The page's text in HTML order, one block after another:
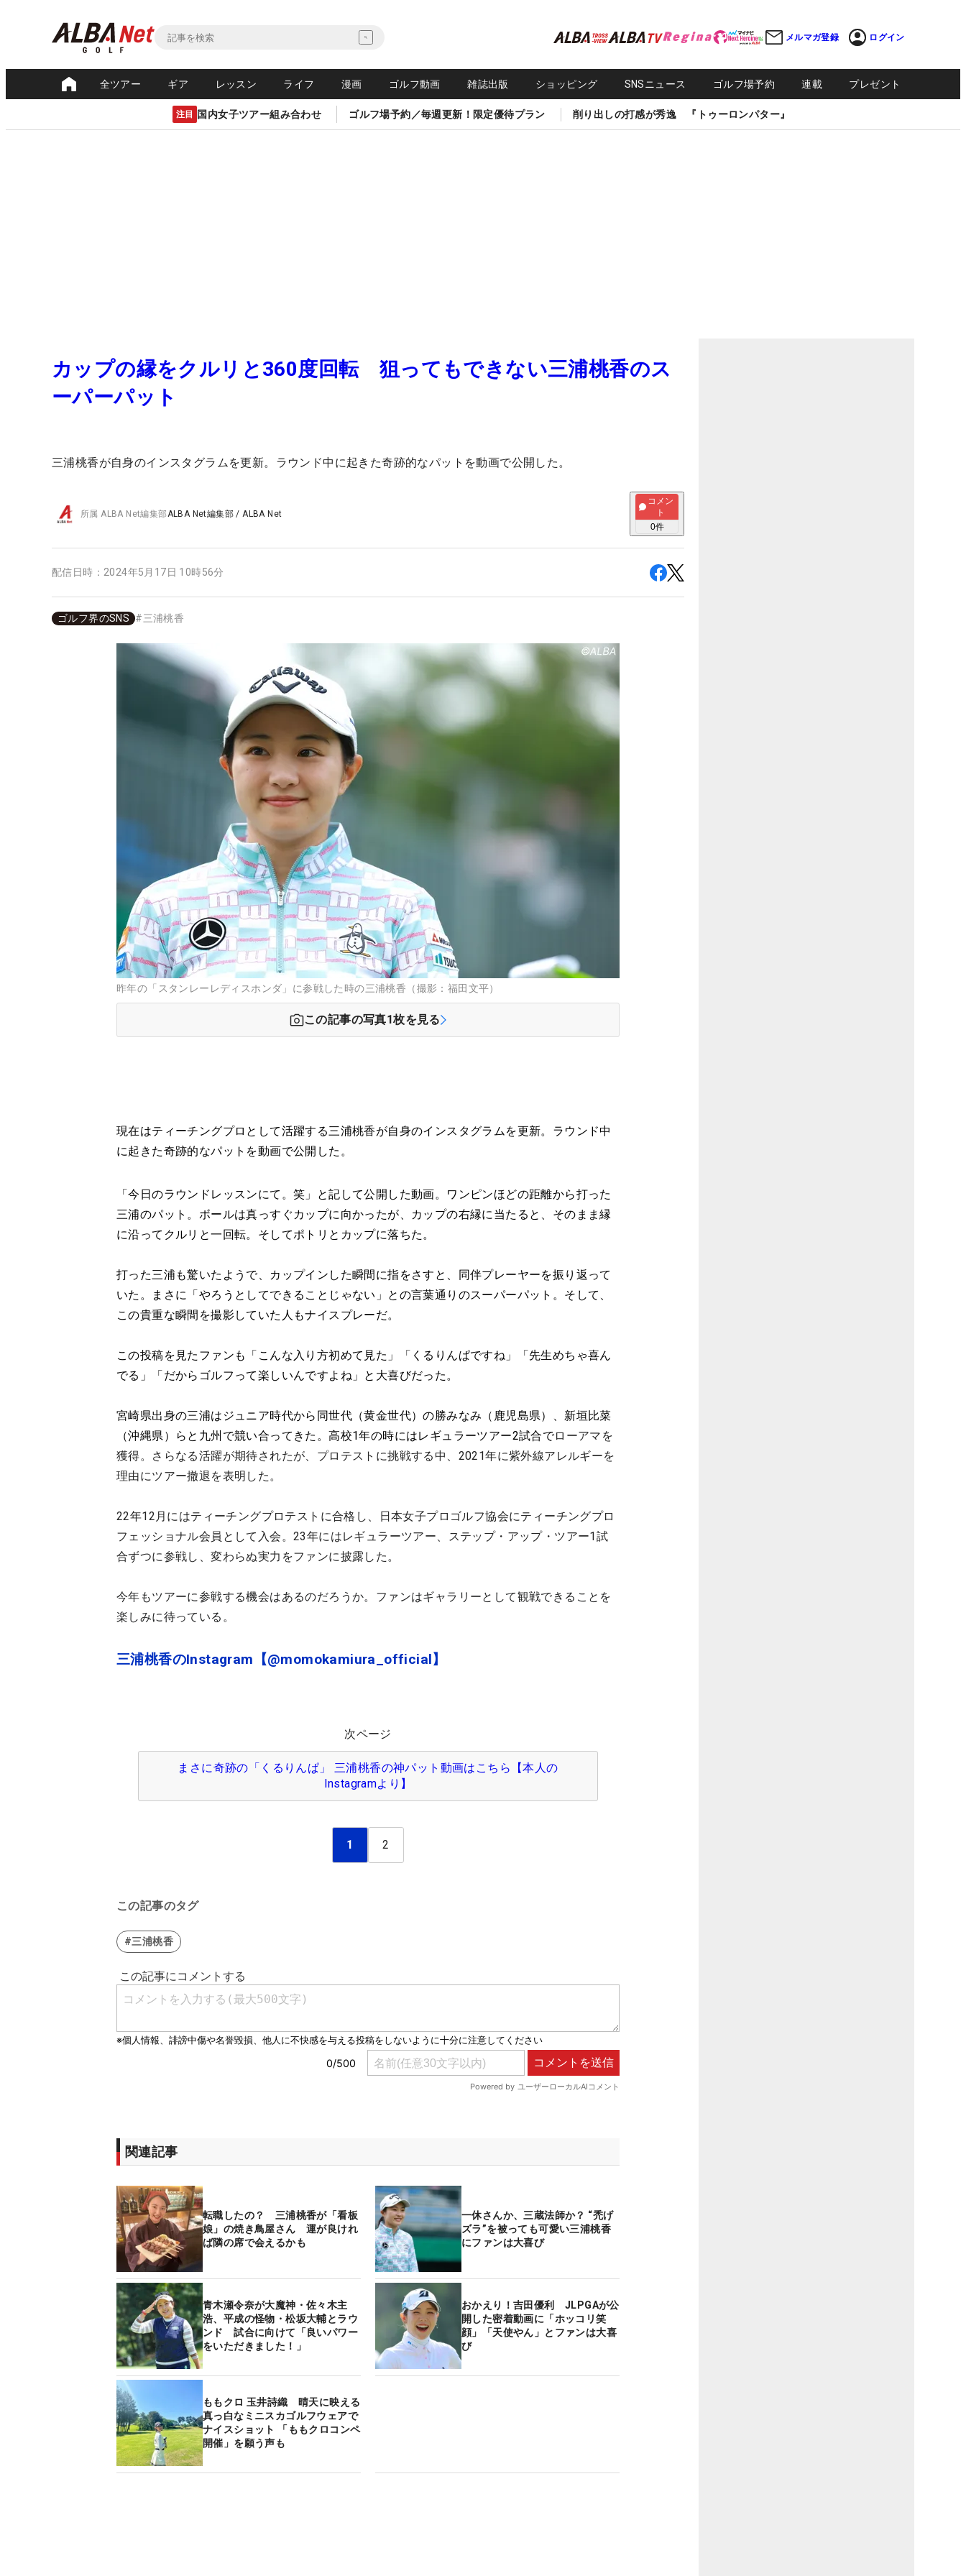
メルマガ登録 ログイン
全ツアー ギア レッスン ライフ 漫画 ゴルフ動画 雑誌出版 ショッピング SNSニュース ゴルフ場予約 連載 プレゼント
注目 国内女子ツアー組み合わせ ゴルフ場予約／毎週更新！限定優待プラン 削り出しの打感が秀逸 『トゥーロンパター』
カップの縁をクルリと360度回転 狙ってもできない三浦桃香のス
ーパーパット
三浦桃香が自身のインスタグラムを更新。ラウンド中に起きた奇跡的なパットを動画で公開した。
所属ALBA Net編集部ALBA Net編集部 /ALBA Net
コメン
ト
0件
配信日時： 2024年5月17日 10時56分
ゴルフ界のSNS #三浦桃香
昨年の「スタンレーレディスホンダ」に参戦した時の三浦桃香（撮影：福田文平）
この記事の写真1枚を見る
現在はティーチングプロとして活躍する三浦桃香が自身のインスタグラムを更新。ラウンド中
に起きた奇跡的なパットを動画で公開した。
「今日のラウンドレッスンにて。笑」と記して公開した動画。ワンピンほどの距離から打った
三浦のパット。ボールは真っすぐカップに向かったが、カップの右縁に当たると、そのまま縁
に沿ってクルリと一回転。そしてポトリとカップに落ちた。
打った三浦も驚いたようで、カップインした瞬間に指をさすと、同伴プレーヤーを振り返って
いた。まさに「やろうとしてできることじゃない」との言葉通りのスーパーパット。そして、
この貴重な瞬間を撮影していた人もナイスプレーだ。
この投稿を見たファンも「こんな入り方初めて見た」「くるりんぱですね」「先生めちゃ喜ん
でる」「だからゴルフって楽しいんですよね」と大喜びだった。
宮崎県出身の三浦はジュニア時代から同世代（黄金世代）の勝みなみ（鹿児島県）、新垣比菜
（沖縄県）らと九州で競い合ってきた。高校1年の時にはレギュラーツアー2試合でローアマを
獲得。さらなる活躍が期待されたが、プロテストに挑戦する中、2021年に紫外線アレルギーを
理由にツアー撤退を表明した。
22年12月にはティーチングプロテストに合格し、日本女子プロゴルフ協会にティーチングプロ
フェッショナル会員として入会。23年にはレギュラーツアー、ステップ・アップ・ツアー1試
合ずつに参戦し、変わらぬ実力をファンに披露した。
今年もツアーに参戦する機会はあるのだろうか。ファンはギャラリーとして観戦できることを
楽しみに待っている。
三浦桃香のInstagram【@momokamiura_official】
次ページ
まさに奇跡の「くるりんぱ」 三浦桃香の神パット動画はこちら【本人の
Instagramより】
1 2
この記事のタグ
#三浦桃香
関連記事
転職したの？ 三浦桃香が「看板
娘」の焼き鳥屋さん 運が良けれ
ば隣の席で会えるかも
一休さんか、三蔵法師か？ “禿げ
ズラ”を被っても可愛い三浦桃香
にファンは大喜び
青木瀬令奈が大魔神・佐々木主
浩、平成の怪物・松坂大輔とラウ
ンド 試合に向けて「良いパワー
をいただきました！」
おかえり！吉田優利 JLPGAが公
開した密着動画に「ホッコリ笑
顔」「天使やん」とファンは大喜
び
ももクロ 玉井詩織 晴天に映える
真っ白なミニスカゴルフウェアで
ナイスショット 「ももクロコンペ
開催」を願う声も